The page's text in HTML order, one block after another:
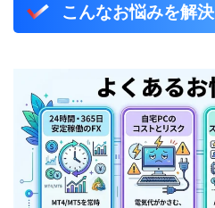
こんなお悩みを解決